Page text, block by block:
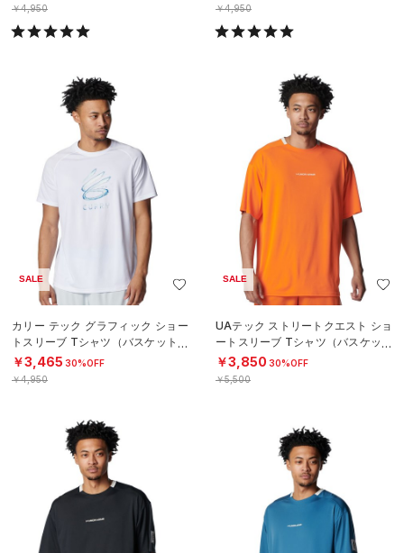
￥4,950
￥4,950
SALE
カリー テック グラフィック ショー
トスリーブ Tシャツ（バスケットボ
ール/MEN）
￥3,465 30%OFF
￥4,950
SALE
UAテック ストリートクエスト ショ
ートスリーブ Tシャツ（バスケット
ボール/MEN）
￥3,850 30%OFF
￥5,500